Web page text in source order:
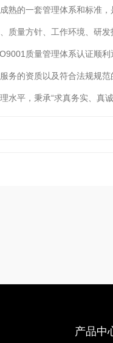
的一套管理体系和标准，
方针、工作环境、研发
质量管理体系认证顺利
资质以及符合法规规范
平，秉承“求真务实、真
产品中